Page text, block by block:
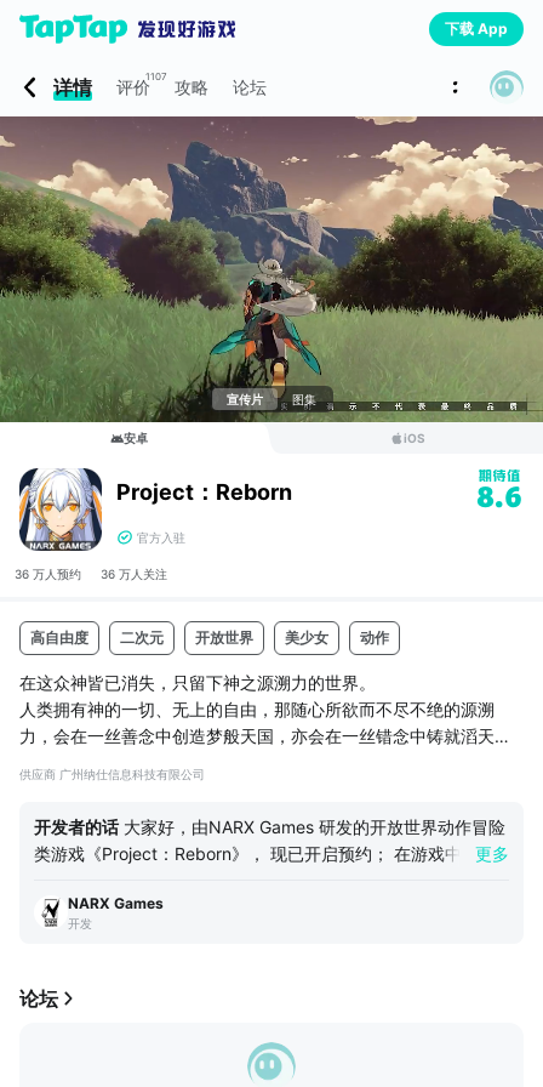
下载 App
详情 评价1107 攻略 论坛
宣传片 图集
安卓 iOS
Project：Reborn 8.6
官方入驻
36 万人 预约 36 万人 关注
高自由度 二次元 开放世界 美少女 动作
在这众神皆已消失，只留下神之源溯力的世界。
人类拥有神的一切、无上的自由，那随心所欲而不尽不绝的源溯
力，会在一丝善念中创造梦般天国，亦会在一丝错念中铸就滔天灾
审视神的力量，审视人的心，审视所有悲伤与痛苦能否消失在最
初。你是注定无可取代的其中一员，手中时刻紧握的专属武器，已
被冠以造就现今世界的女神“▍▍▍▍”之名。
面对耶恩大地的错综权力与繁多强者，愿你找到真正值得的理想信
念，为之而战，破解世界的「最终真相」。
供应商 广州纳仕信息科技有限公司
开发者的话 大家好，由NARX Games 研发的开放世界动作冒险
类游戏《Project：Reborn》， 现已开启预约； 在游戏中，你
被封印在大地之下的真相； 我们期望将“视觉引导”、“镜头调
度”、“动作反馈”等，能放大动作游戏表现的要素传递给用户，
户游玩门槛的同时，覆盖更多手游玩家，低门槛体验到动作游戏
的乐趣； 游戏世界观亦有幸请来知名动画编剧，合力打磨了近
一年时间，你作为玩家的意志非常重要，它将影响着世界的进程
和走势； 这将会是一款具有独特游戏体验和优雅世界观的手游
更多
NARX Games
开发
论坛